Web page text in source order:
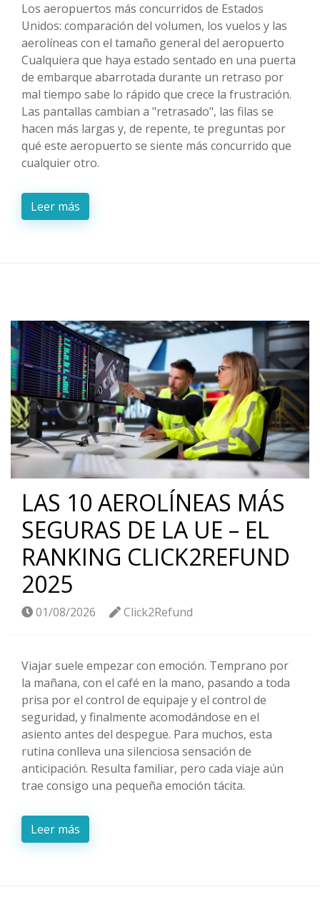
Los aeropuertos más concurridos de Estados
Unidos: comparación del volumen, los vuelos y las
aerolíneas con el tamaño general del aeropuerto
Cualquiera que haya estado sentado en una puerta
de embarque abarrotada durante un retraso por
mal tiempo sabe lo rápido que crece la frustración.
Las pantallas cambian a "retrasado", las filas se
hacen más largas y, de repente, te preguntas por
qué este aeropuerto se siente más concurrido que
cualquier otro.
Leer más
LAS 10 AEROLÍNEAS MÁS
SEGURAS DE LA UE – EL
RANKING CLICK2REFUND
2025
01/08/2026 Click2Refund
Viajar suele empezar con emoción. Temprano por
la mañana, con el café en la mano, pasando a toda
prisa por el control de equipaje y el control de
seguridad, y finalmente acomodándose en el
asiento antes del despegue. Para muchos, esta
rutina conlleva una silenciosa sensación de
anticipación. Resulta familiar, pero cada viaje aún
trae consigo una pequeña emoción tácita.
Leer más